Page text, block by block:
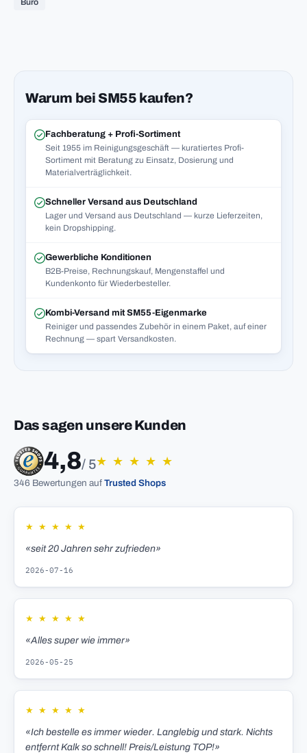
Büro
Warum bei SM55 kaufen?
Fachberatung + Profi-Sortiment
Seit 1955 im Reinigungsgeschäft — kuratiertes Profi-
Sortiment mit Beratung zu Einsatz, Dosierung und
Materialverträglichkeit.
Schneller Versand aus Deutschland
Lager und Versand aus Deutschland — kurze Lieferzeiten,
kein Dropshipping.
Gewerbliche Konditionen
B2B-Preise, Rechnungskauf, Mengenstaffel und
Kundenkonto für Wiederbesteller.
Kombi-Versand mit SM55-Eigenmarke
Reiniger und passendes Zubehör in einem Paket, auf einer
Rechnung — spart Versandkosten.
Das sagen unsere Kunden
4,8/ 5★ ★ ★ ★ ★
346 Bewertungen auf Trusted Shops
★ ★ ★ ★ ★
«seit 20 Jahren sehr zufrieden»
2026-07-16
★ ★ ★ ★ ★
«Alles super wie immer»
2026-05-25
★ ★ ★ ★ ★
«Ich bestelle es immer wieder. Langlebig und stark. Nichts
entfernt Kalk so schnell! Preis/Leistung TOP!»